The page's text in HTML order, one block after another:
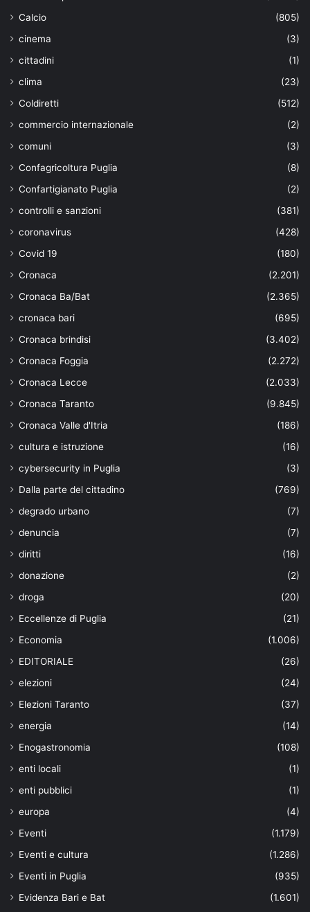
Calcio
(805)
cinema
(3)
cittadini
(1)
clima
(23)
Coldiretti
(512)
commercio internazionale
(2)
comuni
(3)
Confagricoltura Puglia
(8)
Confartigianato Puglia
(2)
controlli e sanzioni
(381)
coronavirus
(428)
Covid 19
(180)
Cronaca
(2.201)
Cronaca Ba/Bat
(2.365)
cronaca bari
(695)
Cronaca brindisi
(3.402)
Cronaca Foggia
(2.272)
Cronaca Lecce
(2.033)
Cronaca Taranto
(9.845)
Cronaca Valle d'Itria
(186)
cultura e istruzione
(16)
cybersecurity in Puglia
(3)
Dalla parte del cittadino
(769)
degrado urbano
(7)
denuncia
(7)
diritti
(16)
donazione
(2)
droga
(20)
Eccellenze di Puglia
(21)
Economia
(1.006)
EDITORIALE
(26)
elezioni
(24)
Elezioni Taranto
(37)
energia
(14)
Enogastronomia
(108)
enti locali
(1)
enti pubblici
(1)
europa
(4)
Eventi
(1.179)
Eventi e cultura
(1.286)
Eventi in Puglia
(935)
Evidenza Bari e Bat
(1.601)